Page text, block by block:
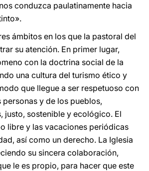
conduzca paulatinamente hacia
ámbitos en los que la pastoral del
su atención. En primer lugar,
con la doctrina social de la
una cultura del turismo ético y
que llegue a ser respetuoso con
y de los pueblos,
justo, sostenible y ecológico. El
libre y las vacaciones periódicas
así como un derecho. La Iglesia
su sincera colaboración,
le es propio, para hacer que este